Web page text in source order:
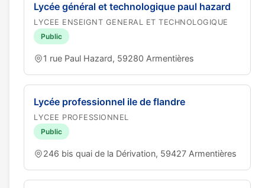
Lycée général et technologique paul hazard
LYCEE ENSEIGNT GENERAL ET TECHNOLOGIQUE
Public
1 rue Paul Hazard, 59280 Armentières
Lycée professionnel ile de flandre
LYCEE PROFESSIONNEL
Public
246 bis quai de la Dérivation, 59427 Armentières